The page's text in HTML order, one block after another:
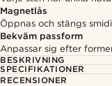
Magnetlås
Öppnas och stängs
Bekväm passform
Anpassar sig efter
BESKRIVNING
SPECIFIKATIONER
RECENSIONER